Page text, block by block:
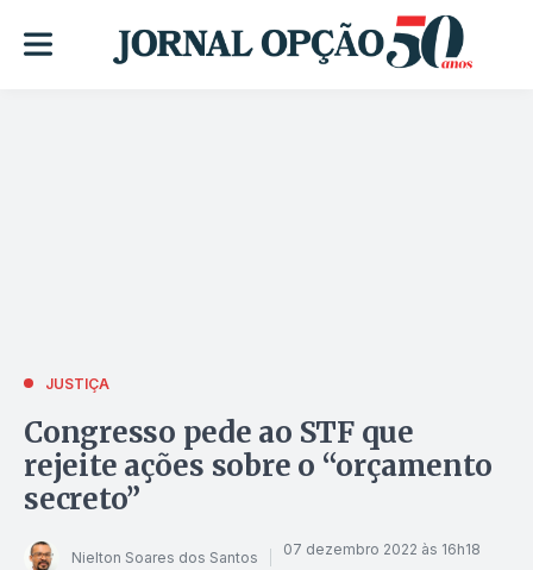
JUSTIÇA
Congresso pede ao STF que
rejeite ações sobre o “orçamento
secreto”
Nielton Soares dos Santos 07 dezembro 2022 às 16h18